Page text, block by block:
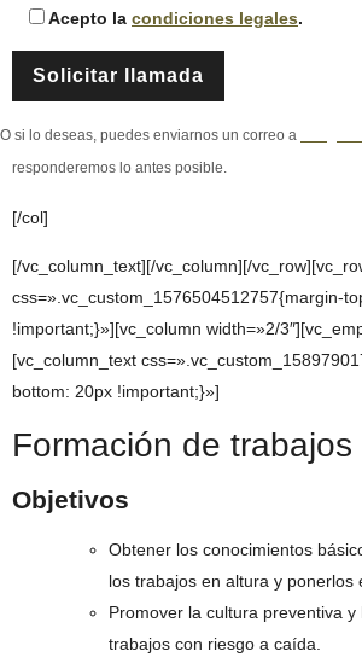
Acepto la condiciones legales.
O si lo deseas, puedes enviarnos un correo a
responderemos lo antes posible.
[/col]
[/vc_column_text][/vc_column][/
css=».vc_custom_1576504512757{margin-
!important;}»][vc_column width=»2/
[vc_column_text
bottom: 20px !important;}»]
Formación de
Objetivos
Obtener los conocimientos
los trabajos en altura y ponerlos
Promover la cultura preventiva
trabajos con riesgo a caída.